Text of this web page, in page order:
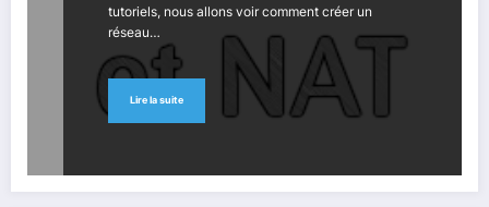
tutoriels, nous allons voir comment créer un
réseau…
Lire la suite